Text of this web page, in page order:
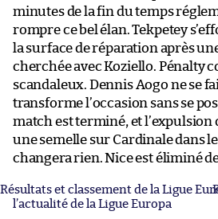
minutes de la fin du temps
rompre ce bel élan. Tekpetey
la surface de réparation après
cherchée avec Koziello. Pénalty
scandaleux. Dennis Aogo ne se
transforme l’occasion sans se
match est terminé, et l’expulsion
une semelle sur Cardinale dans
changera rien. Nice est éliminé
Résultats et classement de la Ligue
l’actualité de la Ligue Europa